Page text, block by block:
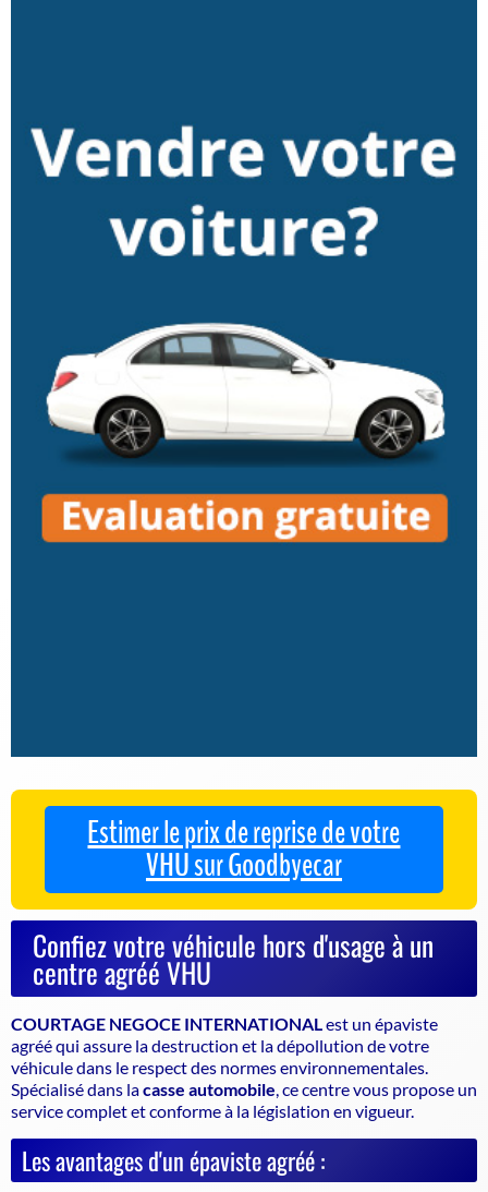
Estimer le prix de reprise de votre
VHU sur Goodbyecar
Confiez votre véhicule hors d'usage à un
centre agréé VHU
COURTAGE NEGOCE INTERNATIONAL est un épaviste
agrééqui assure la destruction et la dépollution de votre
véhicule dans le respect des normes environnementales.
Spécialisé dans lacasse automobile , ce centre vous propose un
service complet et conforme à la législation en vigueur.
Les avantages d'un épaviste agréé :